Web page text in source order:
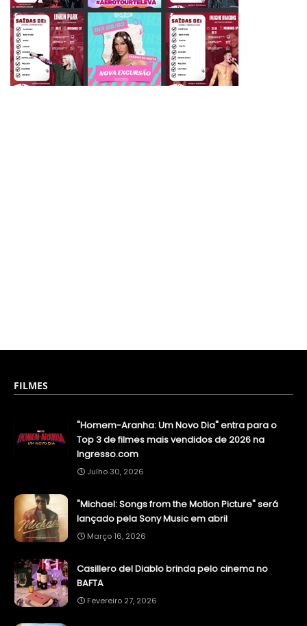
FILMES
"Homem-Aranha: Um Novo Dia" entra para o
Top 3 de filmes mais vendidos de 2026 na
Ingresso.com
Julho 30, 2026
"Michael: Songs from the Motion Picture" será
lançado pela Sony Music em abril
Março 16, 2026
Casillero del Diablo brinda pelo cinema no
BAFTA
Fevereiro 27, 2026